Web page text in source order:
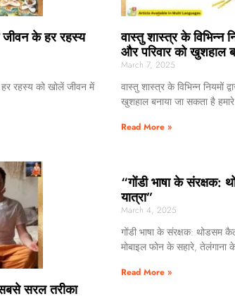
के हर रहस्य
रहस्य को खोलें जीवन में
वास्तु शास्त्र के विभिन्न
और परिवार को खुशहाल
March 7, 2025
वास्तु शास्त्र के विभिन्न नियमों
खुशहाल बनाया जा सकता है हमारे
Read More »
सरल तरीका
“गोंडी भाषा के संरक्षक:
यात्रा”
March 4, 2025
गोंडी भाषा के संरक्षक: थोडसम
मोबाइल फोन के सहारे, तेलंगाना
Read More »